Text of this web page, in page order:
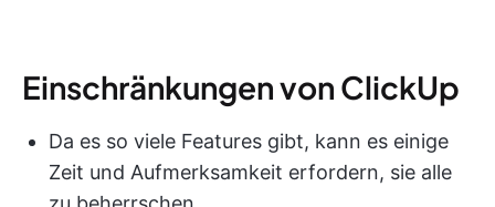
Einschränkungen von ClickUp
Da es so viele Features gibt, kann es einige
Zeit und Aufmerksamkeit erfordern, sie alle